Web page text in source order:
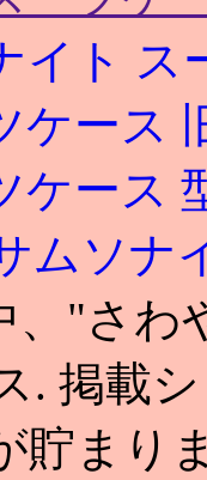
イト ス
ケース
ケース
ムソナ
、"さ
. 掲載
貯まり